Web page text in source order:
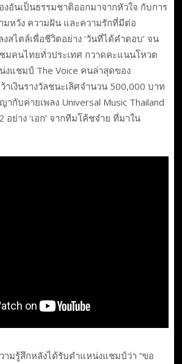
งอันเป็นธรรมชาติออกมาจากหัวใจ กับการ
มหวัง ความฝัน และความรักที่มีต่อ
สไตล์เพื่อชีวิตอย่าง ‘วันที่ได้คำตอบ’ จน
มคนไทยทั่วประเทศ กวาดคะแนนโหวต
แชมป์ The Voice คนล่าสุดของ
เงินรางวัลชนะเลิศจำนวน 500,000 บาท
กับค่ายเพลง Universal Music Thailand
ย่าง ‘เอก’ จากทีมโค้ชจ๋าย ที่มาใน
วามรู้สึกหลังได้รับตำแหน่งแชมป์ว่า “ขอ